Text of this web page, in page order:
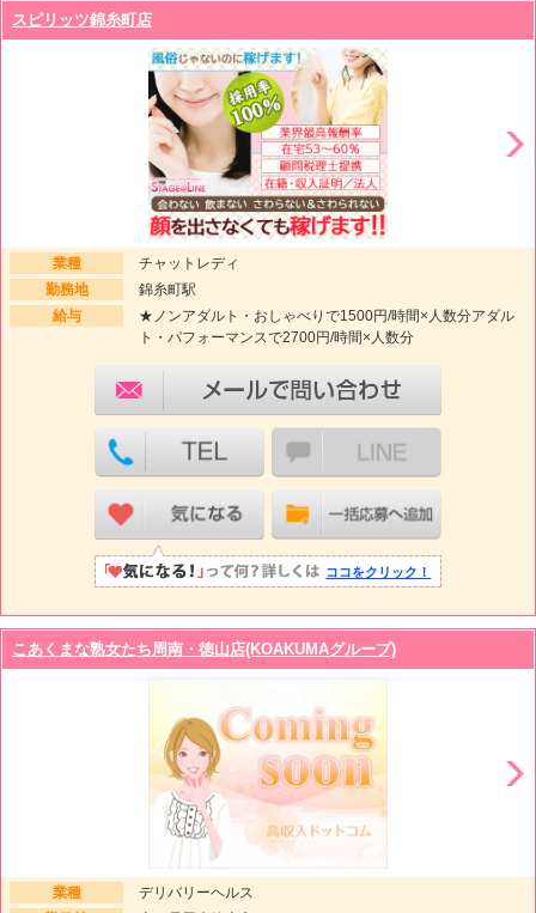
スピリッツ錦糸町店
業種
チャットレディ
勤務地
錦糸町駅
給与
★ノンアダルト・おしゃべりで1500円/時間×人数分アダル
ト・パフォーマンスで2700円/時間×人数分
ココをクリック！
こあくまな熟女たち周南・徳山店(KOAKUMAグループ)
業種
デリバリーヘルス